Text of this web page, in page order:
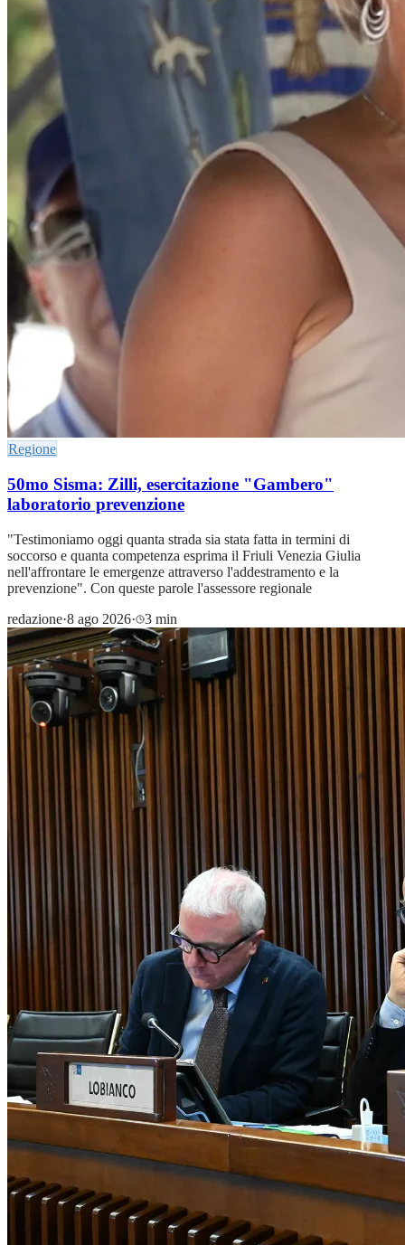
Regione
50mo Sisma: Zilli, esercitazione "Gambero"
laboratorio prevenzione
"Testimoniamo oggi quanta strada sia stata fatta in termini di
soccorso e quanta competenza esprima il Friuli Venezia Giulia
nell'affrontare le emergenze attraverso l'addestramento e la
prevenzione". Con queste parole l'assessore regionale
redazione·8 ago 2026· 3 min